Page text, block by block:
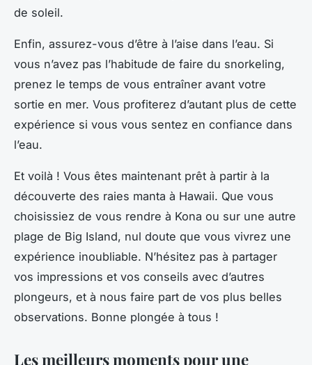
de soleil.
Enfin, assurez-vous d’être à l’aise dans l’eau. Si
vous n’avez pas l’habitude de faire du snorkeling,
prenez le temps de vous entraîner avant votre
sortie en mer. Vous profiterez d’autant plus de cette
expérience si vous vous sentez en confiance dans
l’eau.
Et voilà ! Vous êtes maintenant prêt à partir à la
découverte des raies manta à Hawaii. Que vous
choisissiez de vous rendre à Kona ou sur une autre
plage de Big Island, nul doute que vous vivrez une
expérience inoubliable. N’hésitez pas à partager
vos impressions et vos conseils avec d’autres
plongeurs, et à nous faire part de vos plus belles
observations. Bonne plongée à tous !
Les meilleurs moments pour une